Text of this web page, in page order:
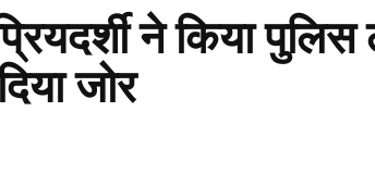
ने किया पुलिस
जोर